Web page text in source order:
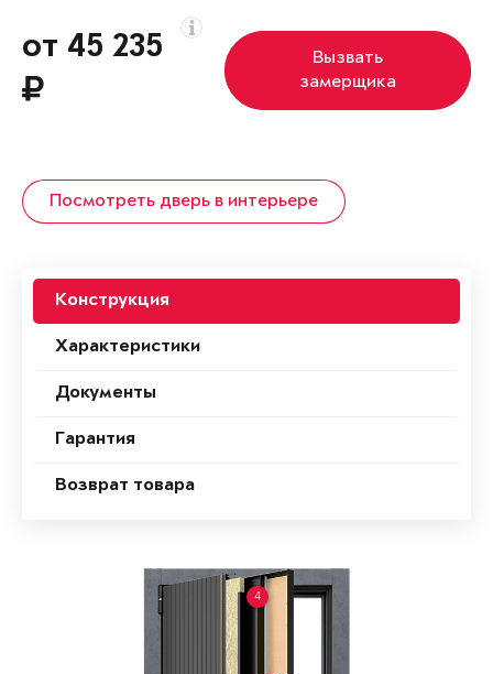
от 45 235
Вызвать
замерщика
Посмотреть дверь в интерьере
Конструкция
Характеристики
Документы
Гарантия
Возврат товара
4